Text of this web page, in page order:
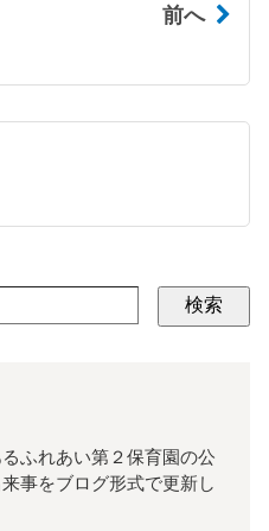
前へ
検索
ふれあい第２保育園の公
事をブログ形式で更新し